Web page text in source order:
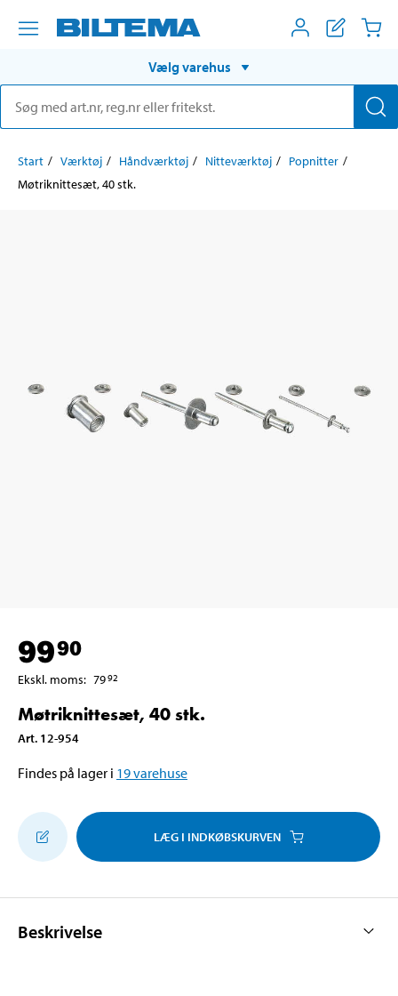
Vælg varehus
Start Værktøj Håndværktøj Nitteværktøj
Popnitter
Møtriknittesæt, 40 stk.
9990
Ekskl. moms: 7992
Møtriknittesæt, 40 stk.
Art. 12-954
Findes på lager i 19varehuse
LÆG I INDKØBSKURVEN
Beskrivelse